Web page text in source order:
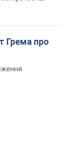
Грема про